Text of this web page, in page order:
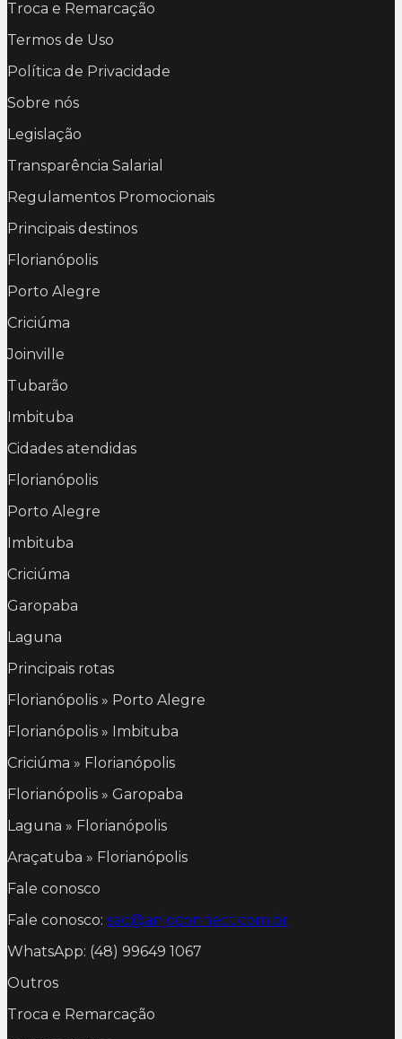
Troca e Remarcação
Termos de Uso
Política de Privacidade
Sobre nós
Legislação
Transparência Salarial
Regulamentos Promocionais
Principais destinos
Florianópolis
Porto Alegre
Criciúma
Joinville
Tubarão
Imbituba
Cidades atendidas
Florianópolis
Porto Alegre
Imbituba
Criciúma
Garopaba
Laguna
Principais rotas
Florianópolis » Porto Alegre
Florianópolis » Imbituba
Criciúma » Florianópolis
Florianópolis » Garopaba
Laguna » Florianópolis
Araçatuba » Florianópolis
Fale conosco
Fale conosco: sac@anjoconnect.com.br
WhatsApp: (48) 99649 1067
Outros
Troca e Remarcação